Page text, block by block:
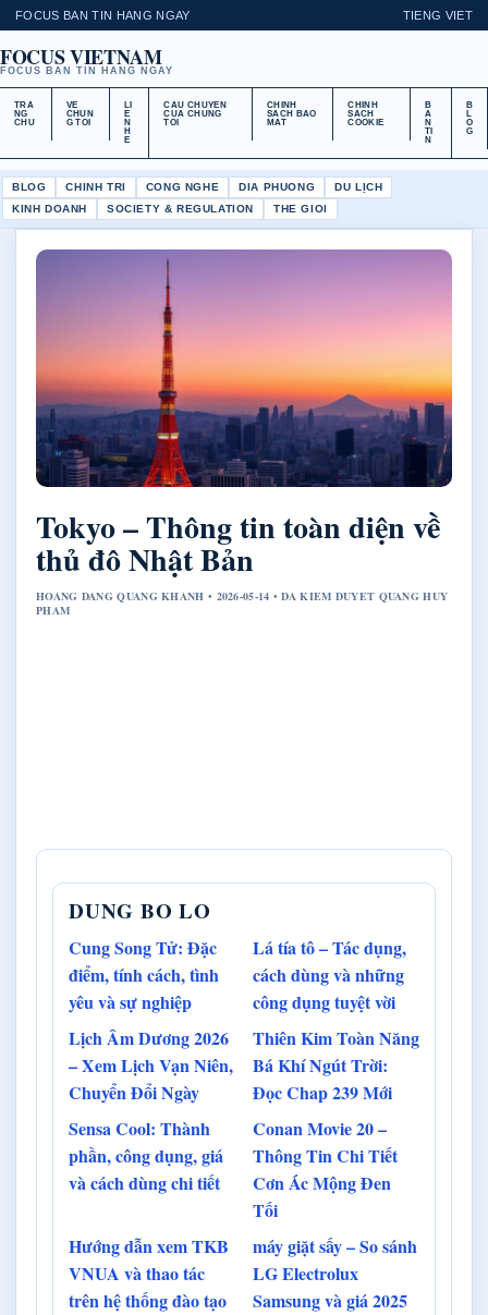
FOCUS BAN TIN HANG NGAY TIENG VIET
FOCUS VIETNAM
FOCUS BAN TIN HANG NGAY
TRA
NG
CHU
VE
CHUN
G TOI
LI
E
N
H
E
CAU CHUYEN
CUA CHUNG
TOI
CHINH
SACH BAO
MAT
CHINH
SACH
COOKIE
B
A
N
TI
N
B
L
O
G
BLOG CHINH TRI CONG NGHE DIA PHUONG
DU LỊCH
KINH DOANH
SOCIETY & REGULATION THE GIOI
Tokyo – Thông tin toàn diện về
thủ đô Nhật Bản
HOANG DANG QUANG KHANH • 2026-05-14 • DA KIEM DUYET QUANG HUY
PHAM
DUNG BO LO
Cung Song Tử: Đặc
điểm, tính cách, tình
yêu và sự nghiệp
Lá tía tô – Tác dụng,
cách dùng và những
công dụng tuyệt vời
Lịch Âm Dương 2026
– Xem Lịch Vạn Niên,
Chuyển Đổi Ngày
Thiên Kim Toàn Năng
Bá Khí Ngút Trời:
Đọc Chap 239 Mới
Sensa Cool: Thành
phần, công dụng, giá
và cách dùng chi tiết
Conan Movie 20 –
Thông Tin Chi Tiết
Cơn Ác Mộng Đen
Tối
Hướng dẫn xem TKB
VNUA và thao tác
trên hệ thống đào tạo
máy giặt sấy – So sánh
LG Electrolux
Samsung và giá 2025